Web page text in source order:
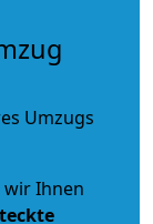
Umzugs
wir Ihnen